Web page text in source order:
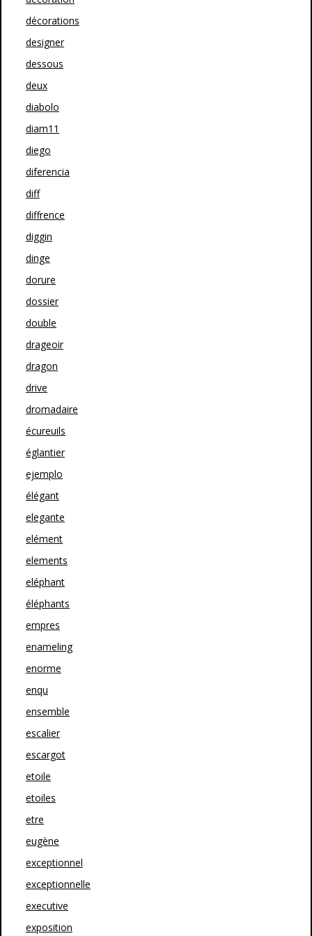
décorations
designer
dessous
deux
diabolo
diam11
diego
diferencia
diff
diffrence
diggin
dinge
dorure
dossier
double
drageoir
dragon
drive
dromadaire
écureuils
églantier
ejemplo
élégant
elegante
elément
elements
eléphant
éléphants
empres
enameling
enorme
enqu
ensemble
escalier
escargot
etoile
etoiles
etre
eugène
exceptionnel
exceptionnelle
executive
exposition